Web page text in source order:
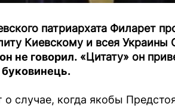
патриархата Филарет
Киевскому и всея Украины
не говорил. «Цитату» он
о случае, когда якобы